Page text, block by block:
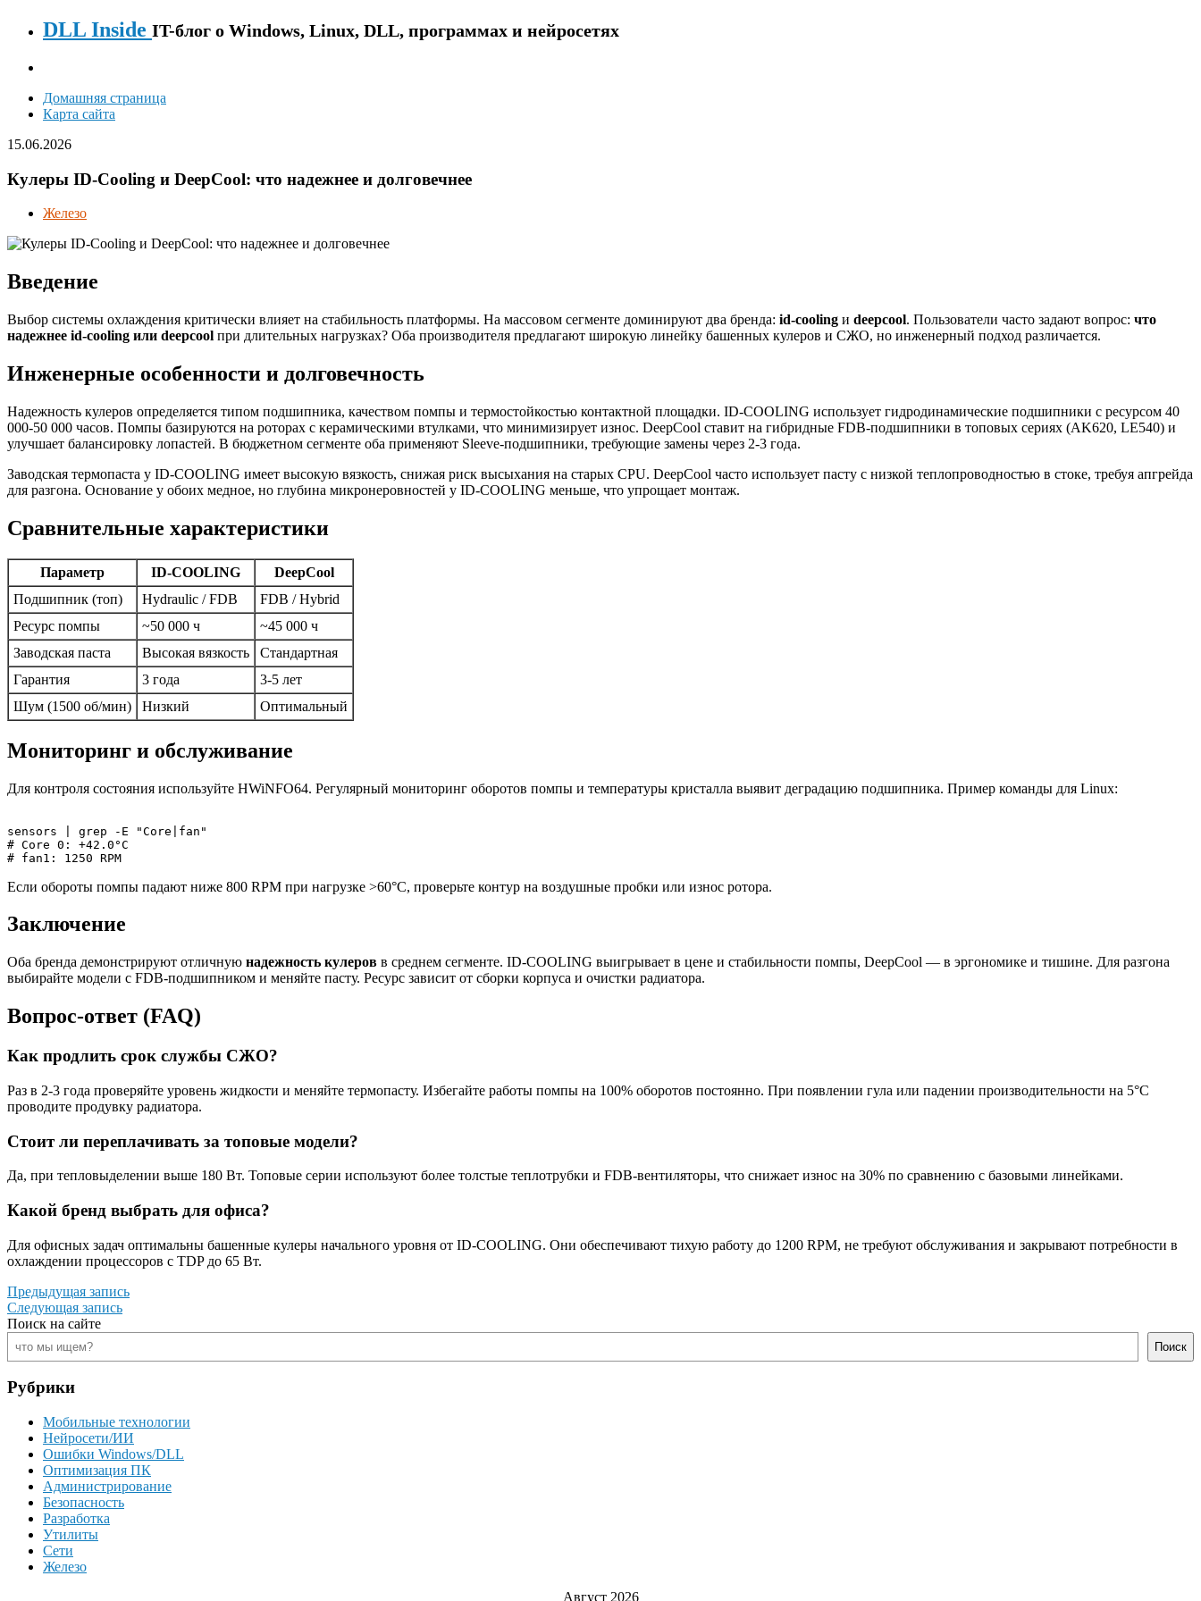
DLL Inside IT-блог о Windows, Linux, DLL, программах и нейросетях
Домашняя страница
Карта сайта
15.06.2026
Кулеры ID-Cooling и DeepCool: что надежнее и долговечнее
Железо
Введение
Выбор системы охлаждения критически влияет на стабильность платформы. На массовом сегменте доминируют два бренда: id-cooling и deepcool. Пользователи часто задают вопрос: что
надежнее id-cooling или deepcool при длительных нагрузках? Оба производителя предлагают широкую линейку башенных кулеров и СЖО, но инженерный подход различается.
Инженерные особенности и долговечность
Надежность кулеров определяется типом подшипника, качеством помпы и термостойкостью контактной площадки. ID-COOLING использует гидродинамические подшипники с ресурсом 40
000-50 000 часов. Помпы базируются на роторах с керамическими втулками, что минимизирует износ. DeepCool ставит на гибридные FDB-подшипники в топовых сериях (AK620, LE540) и
улучшает балансировку лопастей. В бюджетном сегменте оба применяют Sleeve-подшипники, требующие замены через 2-3 года.
Заводская термопаста у ID-COOLING имеет высокую вязкость, снижая риск высыхания на старых CPU. DeepCool часто использует пасту с низкой теплопроводностью в стоке, требуя апгрейда
для разгона. Основание у обоих медное, но глубина микронеровностей у ID-COOLING меньше, что упрощает монтаж.
Сравнительные характеристики
Параметр ID-COOLING
DeepCool
Подшипник (топ)
Hydraulic / FDB
FDB / Hybrid
Ресурс помпы
~50 000 ч
~45 000 ч
Заводская паста
Высокая вязкость
Стандартная
Гарантия
3 года
3-5 лет
Шум (1500 об/мин)
Низкий Оптимальный
Мониторинг и обслуживание
Для контроля состояния используйте HWiNFO64. Регулярный мониторинг оборотов помпы и температуры кристалла выявит деградацию подшипника. Пример команды для Linux:
sensors | grep -E "Core|fan"
# Core 0: +42.0°C
Если обороты помпы падают ниже 800 RPM при нагрузке >60°C, проверьте контур на воздушные пробки или износ ротора.
Заключение
Оба бренда демонстрируют отличную надежность кулеров в среднем сегменте. ID-COOLING выигрывает в цене и стабильности помпы, DeepCool — в эргономике и тишине. Для разгона
выбирайте модели с FDB-подшипником и меняйте пасту. Ресурс зависит от сборки корпуса и очистки радиатора.
Вопрос-ответ (FAQ)
Как продлить срок службы СЖО?
Раз в 2-3 года проверяйте уровень жидкости и меняйте термопасту. Избегайте работы помпы на 100% оборотов постоянно. При появлении гула или падении производительности на 5°C
проводите продувку радиатора.
Стоит ли переплачивать за топовые модели?
Да, при тепловыделении выше 180 Вт. Топовые серии используют более толстые теплотрубки и FDB-вентиляторы, что снижает износ на 30% по сравнению с базовыми линейками.
Какой бренд выбрать для офиса?
Для офисных задач оптимальны башенные кулеры начального уровня от ID-COOLING. Они обеспечивают тихую работу до 1200 RPM, не требуют обслуживания и закрывают потребности в
охлаждении процессоров с TDP до 65 Вт.
Предыдущая запись
Следующая запись
Поиск на сайте
Поиск
Рубрики
Мобильные технологии
Нейросети/ИИ
Ошибки Windows/DLL
Оптимизация ПК
Администрирование
Безопасность
Разработка
Утилиты
Сети
Железо
Август 2026